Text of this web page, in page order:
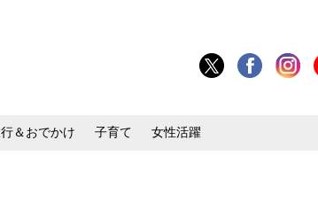
＆おでかけ 子育て 女性活躍